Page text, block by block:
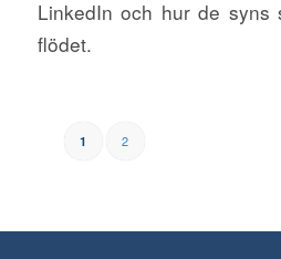
LinkedIn och hur de syns
flödet.
1 2